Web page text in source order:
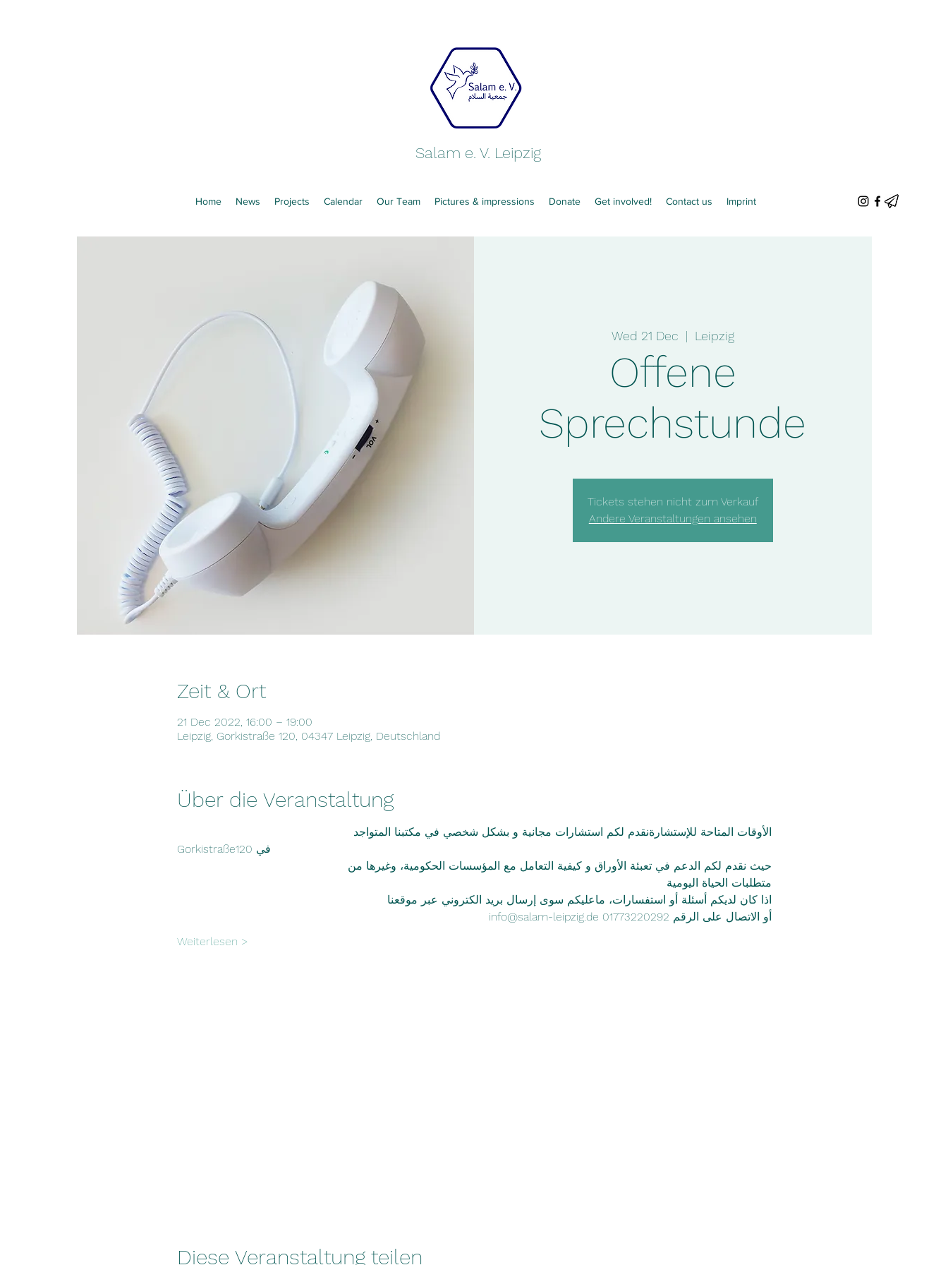
Salam e. V. Leipzig
Home News Projects Calendar Our Team Pictures & impressions Donate Get involved! Contact us Imprint
Wed 21 Dec
  |
Leipzig
Offene
Sprechstunde
Tickets stehen nicht zum Verkauf
Andere Veranstaltungen ansehen
Zeit & Ort
21 Dec 2022, 16:00 – 19:00
Leipzig, Gorkistraße 120, 04347 Leipzig, Deutschland
Über die Veranstaltung
الأوقات المتاحة للإستشارةنقدم لكم استشارات مجانية و بشكل شخصي في مكتبنا المتواجد
Gorkistraße120 في
حيث نقدم لكم الدعم في تعبئة الأوراق و كيفية التعامل مع المؤسسات الحكومية، وغيرها من
متطلبات الحياة اليومية
اذا كان لديكم أسئلة أو استفسارات، ماعليكم سوى إرسال بريد الكتروني عبر موقعنا
أو الاتصال على الرقم 01773220292 info@salam-leipzig.de
Weiterlesen >
Diese Veranstaltung teilen